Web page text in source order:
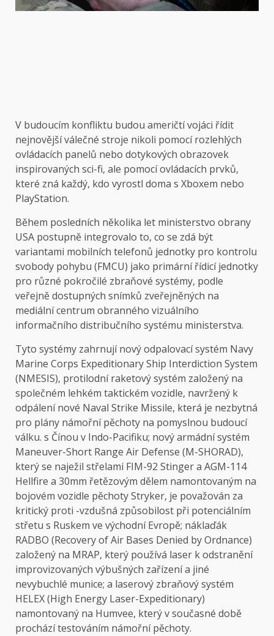
V budoucím konfliktu budou američtí vojáci řídit
nejnovější válečné stroje nikoli pomocí rozlehlých
ovládacích panelů nebo dotykových obrazovek
inspirovaných sci-fi, ale pomocí ovládacích prvků,
které zná každý, kdo vyrostl doma s Xboxem nebo
PlayStation.
Během posledních několika let ministerstvo obrany
USA postupně integrovalo to, co se zdá být
variantami mobilních telefonů jednotky pro kontrolu
svobody pohybu (FMCU) jako primární řídicí jednotky
pro různé pokročilé zbraňové systémy, podle
veřejně dostupných snímků zveřejněných na
mediální centrum obranného vizuálního
informačního distribučního systému ministerstva.
Tyto systémy zahrnují nový odpalovací systém Navy
Marine Corps Expeditionary Ship Interdiction System
(NMESIS), protilodní raketový systém založený na
společném lehkém taktickém vozidle, navržený k
odpálení nové Naval Strike Missile, která je nezbytná
pro plány námořní pěchoty na pomyslnou budoucí
válku. s Čínou v Indo-Pacifiku; nový armádní systém
Maneuver-Short Range Air Defense (M-SHORAD),
který se naježil střelami FIM-92 Stinger a AGM-114
Hellfire a 30mm řetězovým dělem namontovaným na
bojovém vozidle pěchoty Stryker, je považován za
kritický proti -vzdušná způsobilost při potenciálním
střetu s Ruskem ve východní Evropě; náklaďák
RADBO (Recovery of Air Bases Denied by Ordnance)
založený na MRAP, který používá laser k odstranění
improvizovaných výbušných zařízení a jiné
nevybuchlé munice; a laserový zbraňový systém
HELEX (High Energy Laser-Expeditionary)
namontovaný na Humvee, který v současné době
prochází testováním námořní pěchoty.